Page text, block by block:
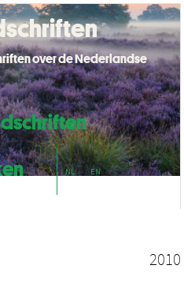
NL EN
over de Nederlandse
2010